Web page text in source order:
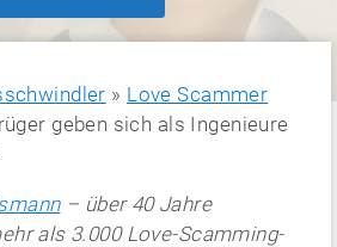
» Love Scammer
geben sich als Ingenieure
– über 40 Jahre
als 3.000 Love-Scamming-